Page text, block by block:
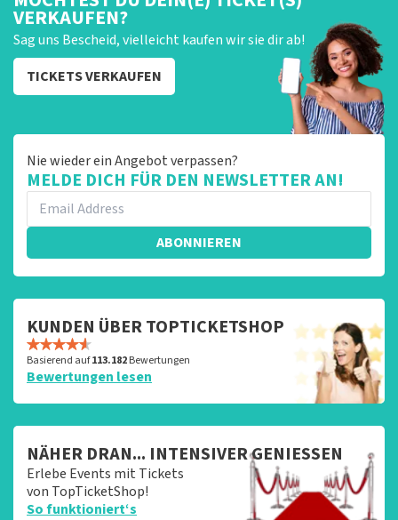
VERKAUFEN?
Sag uns Bescheid, vielleicht kaufen wir sie dir ab!
TICKETS VERKAUFEN
Nie wieder ein Angebot verpassen?
MELDE DICH FÜR DEN NEWSLETTER AN!
ABONNIEREN
KUNDEN ÜBER TOPTICKETSHOP
Basierend auf113.182Bewertungen
Bewertungen lesen
NÄHER DRAN... INTENSIVER GENIESSEN
Erlebe Events mit Tickets
von TopTicketShop!
So funktioniert‘s